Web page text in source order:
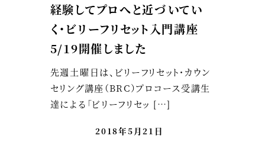
経験してプロへと近づいてい
く・ビリーフリセット入門講座
5/19開催しました
先週土曜日は、ビリーフリセット・カウン
セリング講座（BRC）プロコース受講生
達による「ビリーフリセッ […]
2018年5月21日